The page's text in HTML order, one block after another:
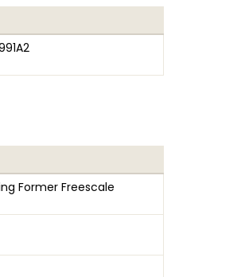
Former Freescale